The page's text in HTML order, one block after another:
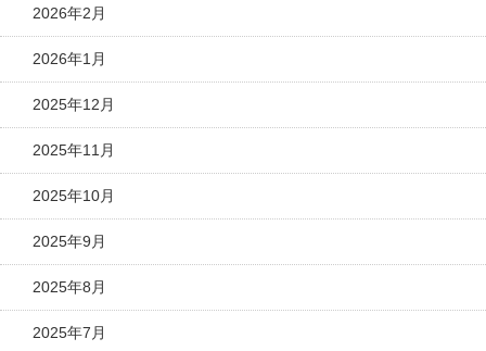
2026年2月
2026年1月
2025年12月
2025年11月
2025年10月
2025年9月
2025年8月
2025年7月